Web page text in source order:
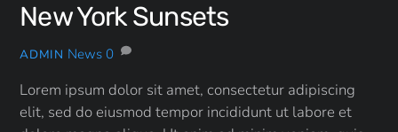
New York Sunsets
ADMIN News 0
Lorem ipsum dolor sit amet, consectetur adipiscing
elit, sed do eiusmod tempor incididunt ut labore et